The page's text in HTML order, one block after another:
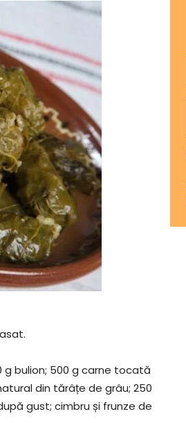
g bulion; 500 g carne tocată
din tărâțe de grâu; 250
gust; cimbru și frunze de